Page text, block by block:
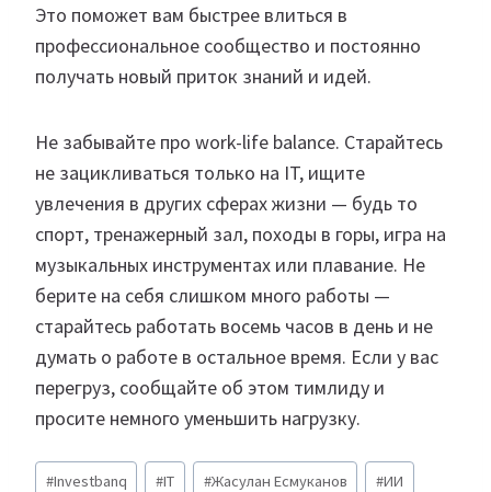
Это поможет вам быстрее влиться в
профессиональное сообщество и постоянно
получать новый приток знаний и идей.
Не забывайте про work-life balance. Старайтесь
не зацикливаться только на IT, ищите
увлечения в других сферах жизни — будь то
спорт, тренажерный зал, походы в горы, игра на
музыкальных инструментах или плавание. Не
берите на себя слишком много работы —
старайтесь работать восемь часов в день и не
думать о работе в остальное время. Если у вас
перегруз, сообщайте об этом тимлиду и
просите немного уменьшить нагрузку.
Метки
#Investbanq #IT #Жасулан Есмуканов #ИИ